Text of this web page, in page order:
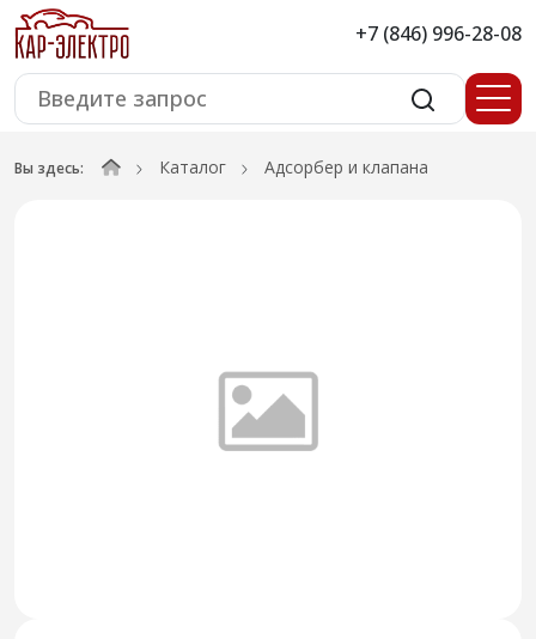
+7 (846) 996-28-08
Вы здесь: Каталог Адсорбер и клапана